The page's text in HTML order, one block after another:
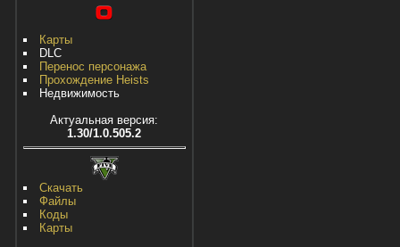
Карты
DLC
Перенос персонажа
Прохождение Heists
Недвижимость
Актуальная версия:
1.30/1.0.505.2
Скачать
Файлы
Коды
Карты